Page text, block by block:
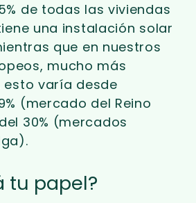
de todas las viviendas
una instalación solar
que en nuestros
mucho más
varía desde
(mercado del Reino
30% (mercados
tu papel?